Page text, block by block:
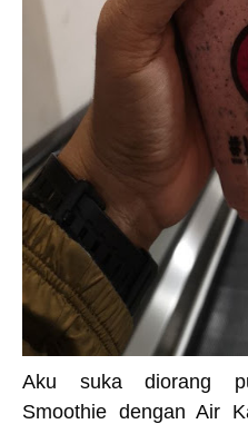
Aku suka diorang
Smoothie dengan Air